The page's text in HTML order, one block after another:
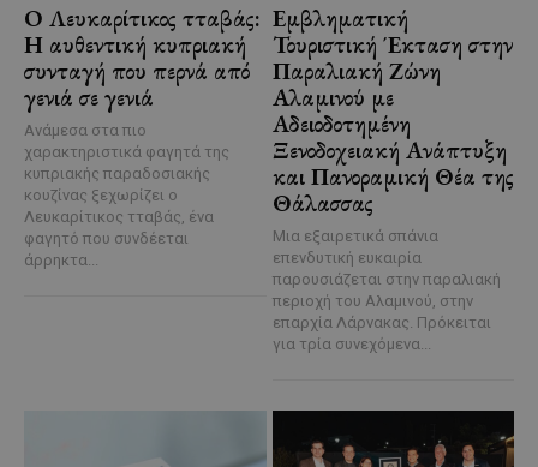
Ο Λευκαρίτικος τταβάς:
Η αυθεντική κυπριακή
συνταγή που περνά από
γενιά σε γενιά
Ανάμεσα στα πιο
χαρακτηριστικά φαγητά της
κυπριακής παραδοσιακής
κουζίνας ξεχωρίζει ο
Λευκαρίτικος τταβάς, ένα
φαγητό που συνδέεται
άρρηκτα...
Εμβληματική
Τουριστική Έκταση στην
Παραλιακή Ζώνη
Αλαμινού με
Αδειοδοτημένη
Ξενοδοχειακή Ανάπτυξη
και Πανοραμική Θέα της
Θάλασσας
Μια εξαιρετικά σπάνια
επενδυτική ευκαιρία
παρουσιάζεται στην παραλιακή
περιοχή του Αλαμινού, στην
επαρχία Λάρνακας. Πρόκειται
για τρία συνεχόμενα...